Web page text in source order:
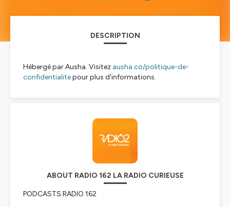
DESCRIPTION
Hébergé par Ausha. Visitez ausha.co/politique-de-
confidentialitepour plus d'informations.
ABOUT RADIO 162 LA RADIO CURIEUSE
PODCASTS RADIO 162